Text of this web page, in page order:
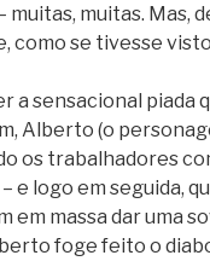
muitas, muitas. Mas,
como se tivesse
a sensacional piada
Alberto (o
os trabalhadores
e logo em seguida,
em massa dar uma
foge feito o